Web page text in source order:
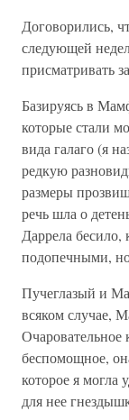
Договорились,
следующей
присматривать
Базируясь в
которые стали
вида галаго (я
редкую
размеры
речь шла о
Даррела
подопечными,
Пучеглазый и
всяком случае,
Очаровательное
беспомощное,
которое я могла
для нее